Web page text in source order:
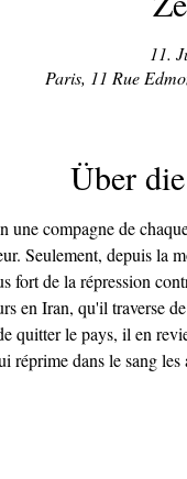
11.
Paris, 11 Rue
Über
une compagne de
Seulement, depuis la
fort de la répression
en Iran, qu'il traverse
quitter le pays, il en
réprime dans le sang les